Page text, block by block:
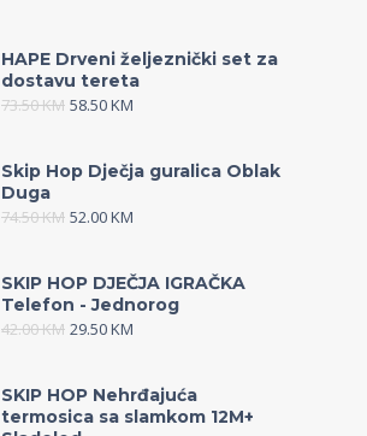
HAPE Drveni željeznički set za
dostavu tereta
73.50KM 58.50KM
Skip Hop Dječja guralica Oblak
Duga
74.50KM 52.00KM
SKIP HOP DJEČJA IGRAČKA
Telefon - Jednorog
42.00KM 29.50KM
SKIP HOP Nehrđajuća
termosica sa slamkom 12M+